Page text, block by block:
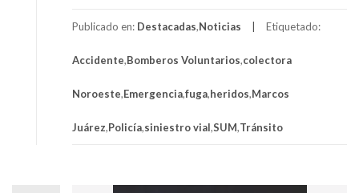
Publicado en: Destacadas,Noticias Etiquetado:
Accidente,Bomberos Voluntarios,colectora
Noroeste,Emergencia,fuga,heridos,Marcos
Juárez,Policía,siniestro vial,SUM,Tránsito